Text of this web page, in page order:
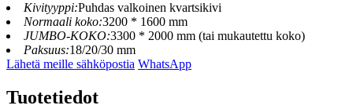
Kivityyppi:Puhdas valkoinen kvartsikivi
Normaali koko:3200 * 1600 mm
JUMBO-KOKO:3300 * 2000 mm (tai mukautettu koko)
Paksuus:18/20/30 mm
Lähetä meille sähköpostia WhatsApp
Tuotetiedot